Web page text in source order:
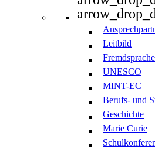
Leitbild
UNESCO
MINT-EC
Berufs- und
Geschichte
Marie Curie